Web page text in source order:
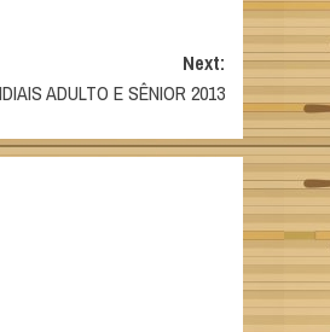
Next:
ADULTO E SÊNIOR 2013